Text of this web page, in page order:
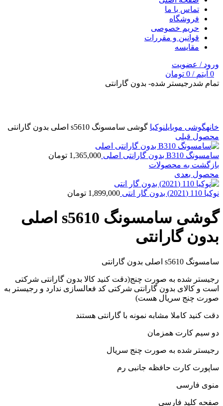
تماس با ما
فروشگاه
حریم خصوصی
قوانین و مقررات
مقایسه
ورود / عضویت
0 آیتم /
0 تومان
تمام شدرجیستر شده- بدون گارانتی
خانهگوشی موبایلنوکیا گوشی سامسونگ s5610 اصلی بدون گارانتی
محصول قبلی
سامسونگ B310 بدون گارانتی اصلی 1,365,000 تومان
بازگشت به محصولات
محصول بعدی
نوکیا 110 (2021) بدون گار انتی 1,899,000 تومان
گوشی سامسونگ s5610 اصلی
بدون گارانتی
سامسونگ s5610 اصلی بدون گارانتی
رجیستر شده به صورت چنج(دقت کنید کالا بدون گارانتی شرکتی
است و کالای بدون گارانتی شرکتی کد فعالسازی ندارد و رجیستر به
صورت چنج سریال هست)
دقت کنید کاملا مشابه نمونه با گارانتی هستند
دو سیم کارت همزمان
رجیستر شده به صورت چنج سریال
ساپورت کارت حافظه جانبی رم
منوی فارسی
صفحه کلید فارسی